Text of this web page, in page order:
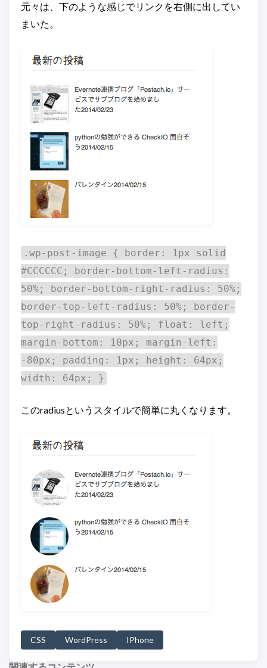
元々は、下のような感じでリンクを右側に出してい
まいた。
.wp-post-image { border: 1px solid
#CCCCCC; border-bottom-left-radius:
50%; border-bottom-right-radius: 50%;
border-top-left-radius: 50%; border-
top-right-radius: 50%; float: left;
margin-bottom: 10px; margin-left:
-80px; padding: 1px; height: 64px;
width: 64px; }
このradiusというスタイルで簡単に丸くなります。
CSS WordPress IPhone